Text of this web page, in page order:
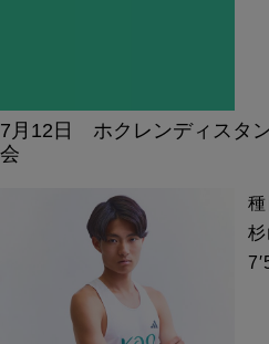
7月12日 ホクレンディスタ
会